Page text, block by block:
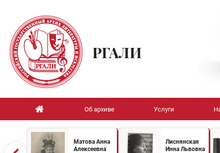
РГАЛИ
Об архиве Услуги
Матова Анна
Алексеевна
Лиснянская
Инна Львовна